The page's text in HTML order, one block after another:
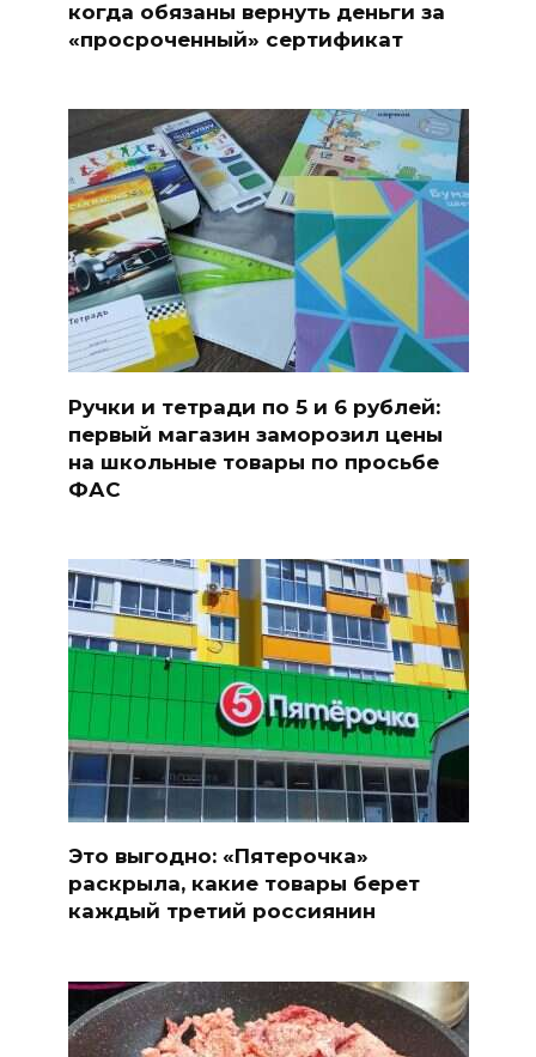
когда обязаны вернуть деньги за
«просроченный» сертификат
Ручки и тетради по 5 и 6 рублей:
первый магазин заморозил цены
на школьные товары по просьбе
ФАС
Это выгодно: «Пятерочка»
раскрыла, какие товары берет
каждый третий россиянин